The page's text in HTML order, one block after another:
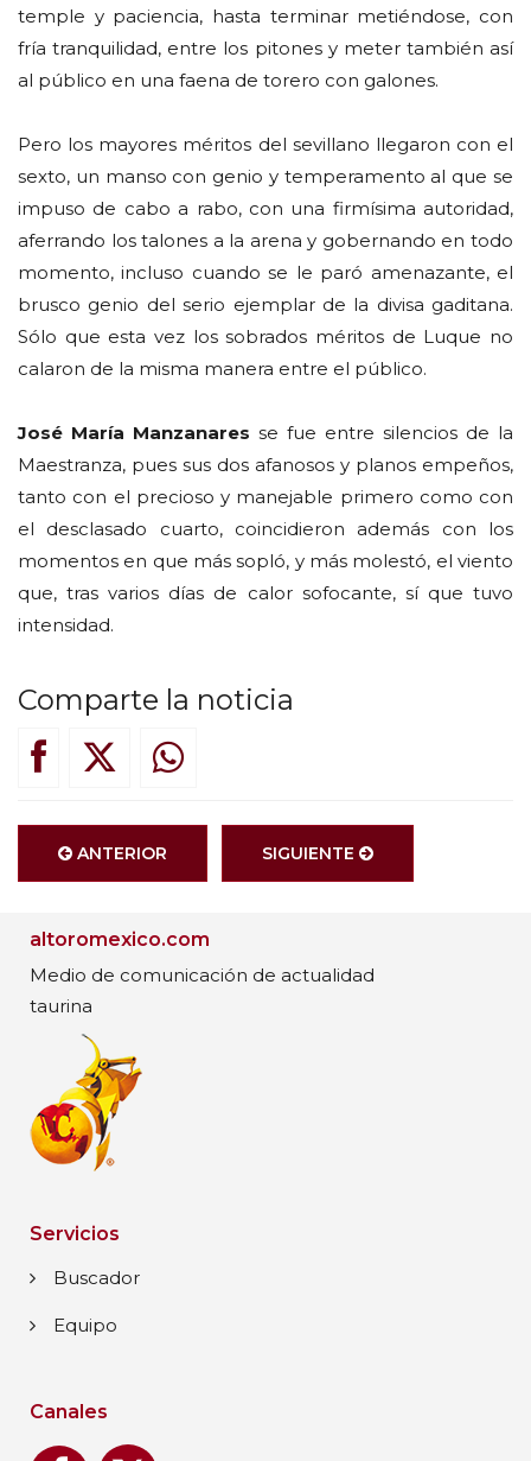
temple y paciencia, hasta terminar metiéndose, con
fría tranquilidad, entre los pitones y meter también así
al público en una faena de torero con galones.
Pero los mayores méritos del sevillano llegaron con el
sexto, un manso con genio y temperamento al que se
impuso de cabo a rabo, con una firmísima autoridad,
aferrando los talones a la arena y gobernando en todo
momento, incluso cuando se le paró amenazante, el
brusco genio del serio ejemplar de la divisa gaditana.
Sólo que esta vez los sobrados méritos de Luque no
calaron de la misma manera entre el público.
José María Manzanares se fue entre silencios de la
Maestranza, pues sus dos afanosos y planos empeños,
tanto con el precioso y manejable primero como con
el desclasado cuarto, coincidieron además con los
momentos en que más sopló, y más molestó, el viento
que, tras varios días de calor sofocante, sí que tuvo
intensidad.
Comparte la noticia
ANTERIOR SIGUIENTE
altoromexico.com
Medio de comunicación de actualidad
taurina
Servicios
Buscador
Equipo
Canales